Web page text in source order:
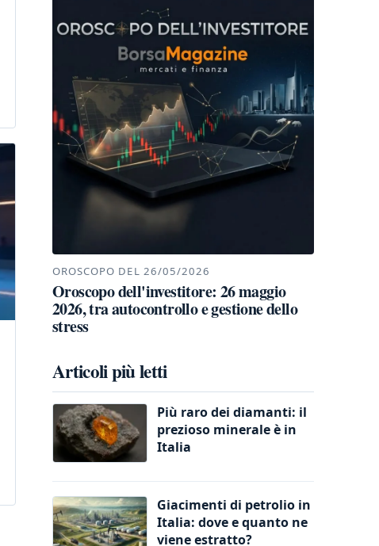
OROSCOPO DEL 26/05/2026
Oroscopo dell'investitore: 26 maggio
2026, tra autocontrollo e gestione dello
stress
Articoli più letti
Più raro dei diamanti: il
prezioso minerale è in
Italia
Giacimenti di petrolio in
Italia: dove e quanto ne
viene estratto?